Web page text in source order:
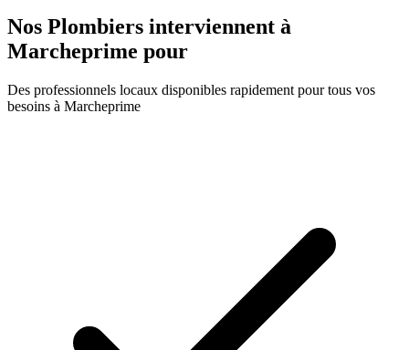
Nos Plombiers interviennent à
Marcheprime pour
Des professionnels locaux disponibles rapidement pour tous vos
besoins à Marcheprime